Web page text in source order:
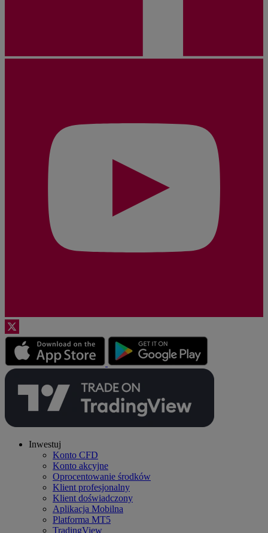
Inwestuj
Konto CFD
Konto akcyjne
Oprocentowanie środków
Klient profesjonalny
Klient doświadczony
Aplikacja Mobilna
Platforma MT5
TradingView